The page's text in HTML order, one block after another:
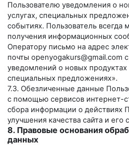
Пользователю уведомления о
услугах, специальных
событиях. Пользователь всегда
получения информационных
Оператору письмо на адрес
почты openyogakurs@gmail.com
уведомлений о новых продуктах
специальных предложениях».
7.3. Обезличенные данные
с помощью сервисов интернет-
сбора информации о действиях
улучшения качества сайта и его
8. Правовые основания
данных